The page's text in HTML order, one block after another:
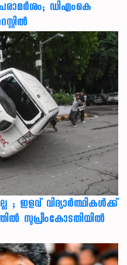
പരാമർശം; ഡിഎംകെ
; ഇളവ് വിദ്യാർത്ഥികൾക്ക്
സുപ്രീംകോടതിയിൽ